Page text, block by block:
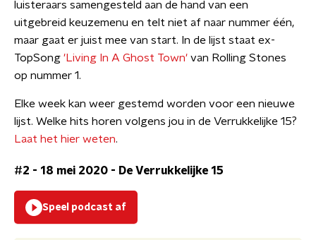
luisteraars samengesteld aan de hand van een
uitgebreid keuzemenu en telt niet af naar nummer één,
maar gaat er juist mee van start. In de lijst staat ex-
TopSong 'Living In A Ghost Town' van Rolling Stones
op nummer 1.
Elke week kan weer gestemd worden voor een nieuwe
lijst. Welke hits horen volgens jou in de Verrukkelijke 15?
Laat het hier weten.
#2 - 18 mei 2020 - De Verrukkelijke 15
Speel podcast af